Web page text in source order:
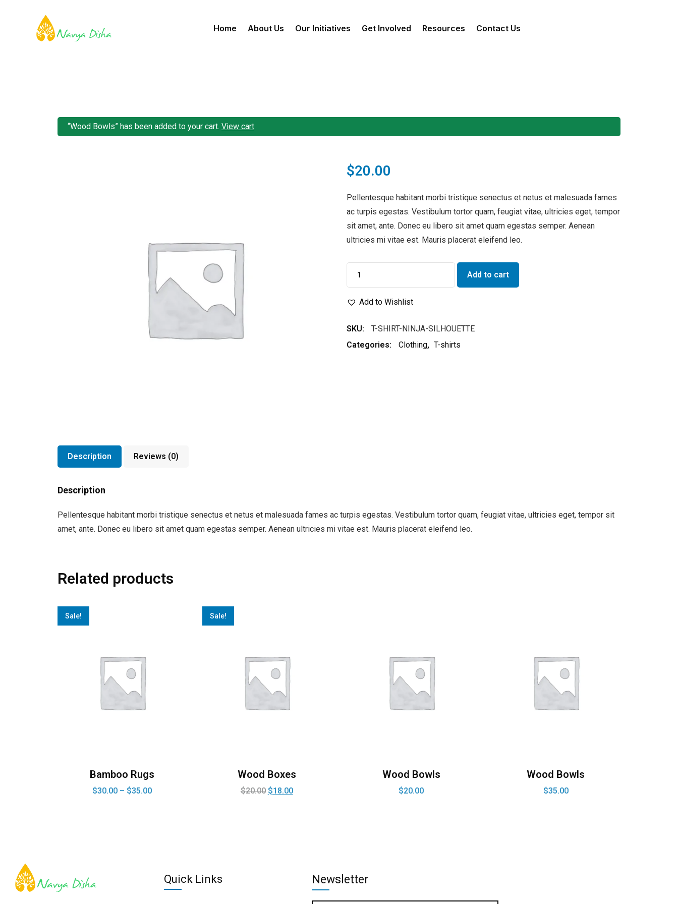
Home About Us Our Initiatives Get Involved Resources Contact Us
“Wood Bowls” has been added to your cart. View cart
$20.00
Pellentesque habitant morbi tristique senectus et netus et malesuada fames
ac turpis egestas. Vestibulum tortor quam, feugiat vitae, ultricies eget, tempor
sit amet, ante. Donec eu libero sit amet quam egestas semper. Aenean
ultricies mi vitae est. Mauris placerat eleifend leo.
Add to cart
Add to Wishlist
SKU:
T-SHIRT-NINJA-SILHOUETTE
Categories:
Clothing, T-shirts
Description Reviews (0)
Description
Pellentesque habitant morbi tristique senectus et netus et malesuada fames ac turpis egestas. Vestibulum tortor quam, feugiat vitae, ultricies eget, tempor sit
amet, ante. Donec eu libero sit amet quam egestas semper. Aenean ultricies mi vitae est. Mauris placerat eleifend leo.
Related products
Sale!
Bamboo Rugs
$30.00 – $35.00
Sale!
Wood Boxes
$20.00 $18.00
Wood Bowls
$20.00
Wood Bowls
$35.00
Quick Links Newsletter